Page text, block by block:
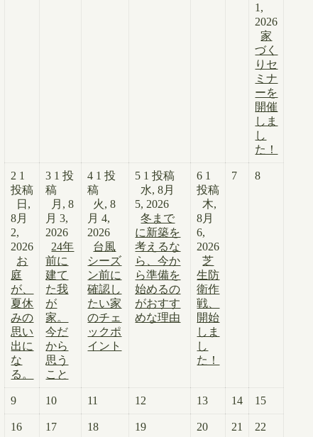
1,
2026
家
づく
りセ
ミナ
ーを
開催
しま
し
た！
2 1
投稿
日,
8月
2,
2026
お
庭
が、
夏休
みの
思い
出に
な
る。
3 1 投
稿
月, 8
月 3,
2026
24年
前に
建て
た我
が
家。
今だ
から
思う
こと
4 1 投
稿
火, 8
月 4,
2026
台風
シーズ
ン前に
確認し
たい家
のチェ
ックポ
イント
5 1 投稿
水, 8月
5, 2026
冬まで
に新築を
考えるな
ら、今か
ら準備を
始めるの
がおすす
めな理由
6 1
投稿
木,
8月
6,
2026
芝
生防
衛作
戦、
開始
しま
し
た！
7 8
9 10 11 12 13 14 15
16 17 18 19 20 21 22